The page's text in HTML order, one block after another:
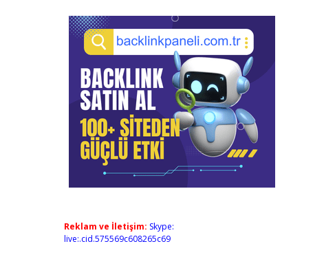
Reklam ve İletişim: Skype:
live:.cid.575569c608265c69